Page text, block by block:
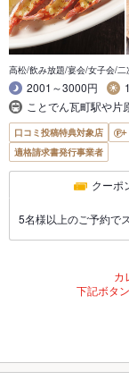
高松/飲み放題/宴会/女子会/二
2001～3000円
ことでん瓦町駅や片
口コミ投稿特典対象店
適格請求書発行事業者
クーポ
5名様以上のご予約で
カ
下記ボタ